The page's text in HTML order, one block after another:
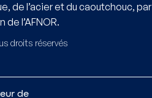
de l’acier et du caoutchouc, par
l’AFNOR.
droits réservés
de